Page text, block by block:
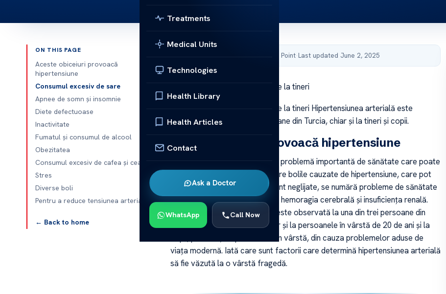
Treatments
Medical Units
Technologies
Health Library
Health Articles
Contact
Ask a Doctor
WhatsApp Call Now
ON THIS PAGE
Aceste obiceiuri provoacă
hipertensiune
Consumul excesiv de sare
Apnee de somn și insomnie
Diete defectuoase
Inactivitate
Fumatul și consumul de alcool
Obezitatea
Consumul excesiv de cafea și ceai
Stres
Diverse boli
Pentru a reduce tensiunea arterială
← Back to home
Published by Acibadem Health Point·Last updated June 2, 2025
Declanșatoare de hipertensiune la tineri
Declanșatoare de hipertensiune la tineri Hipertensiunea arterială este
observată la una din trei persoane din Turcia, chiar și la tineri și copii.
Aceste obiceiuri provoacă hipertensiune
Hipertensiunea arterială este o problemă importantă de sănătate care poate
declanșa multe probleme. Printre bolile cauzate de hipertensiune, care pot
duce la pierderea vieții dacă sunt neglijate, se numără probleme de sănătate
vitale, cum ar fi atacul de cord, hemoragia cerebrală și insuficiența renală.
Hipertensiunea arterială, care este observată la una din trei persoane din
Turcia, poate fi observată chiar și la persoanele în vârstă de 20 de ani și la
copii, precum și la persoanele în vârstă, din cauza problemelor aduse de
viața modernă. Iată care sunt factorii care determină hipertensiunea arterială
să fie văzută la o vârstă fragedă.